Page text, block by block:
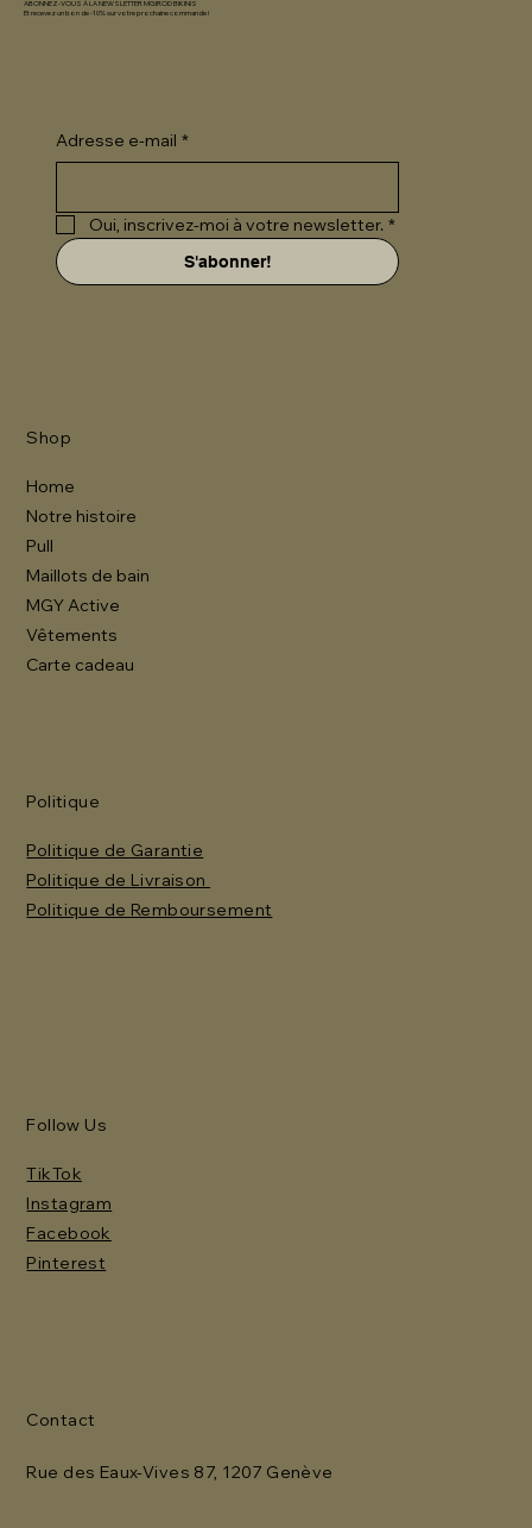
ABONNEZ-VOUS À LA NEWSLETTER MGIROD BIKINIS
Et recevez un bon de -10% sur votre prochaine commande !
Adresse e-mail *
Oui, inscrivez-moi à votre newsletter. *
S'abonner!
Shop
Home
Notre histoire
Pull
Maillots de bain
MGY Active
Vêtements
Carte cadeau
Politique
Politique de Garantie
Politique de Livraison
Politique de Remboursement
Follow Us
TikTok
Instagram
Facebook
Pinterest
Contact
Rue des Eaux-Vives 87, 1207 Genève